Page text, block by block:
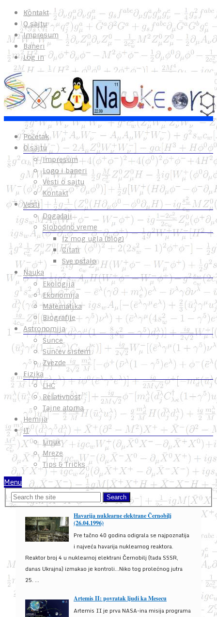
Kontakt
O sajtu
Impresum
Baneri
Log in
Početak
O sajtu
Impresum
Logo i baneri
Vesti o sajtu
Kontakt
Vesti
Događaji
Slobodno vreme
Iz mog ugla (blog)
Citati
Sve ostalo
Nauka
Ekologija
Ekonomija
Matematika
Biografije
Astronomija
Sunce
Sunčev sistem
Zvezde
Fizika
LHC
Relativnost
Tajne atoma
Hemija
IT
Linux
Mreze
Tips & Tricks
Menu
Havarija nuklearne elektrane Černobilj
(26.04.1996)
Pre tačno 40 godina odigrala se najpoznatija
i najveća havarija nuklearnog reaktora.
Reaktor broj 4 u nuklearnoj elektrani Černobilj (tada SSSR,
danas Ukrajna) izmakao je kontroli...Niko tog prolećnog jutra
25. ...
Artemis II: povratak ljudi ka Mesecu
Artemis II je prva NASA-ina misija programa